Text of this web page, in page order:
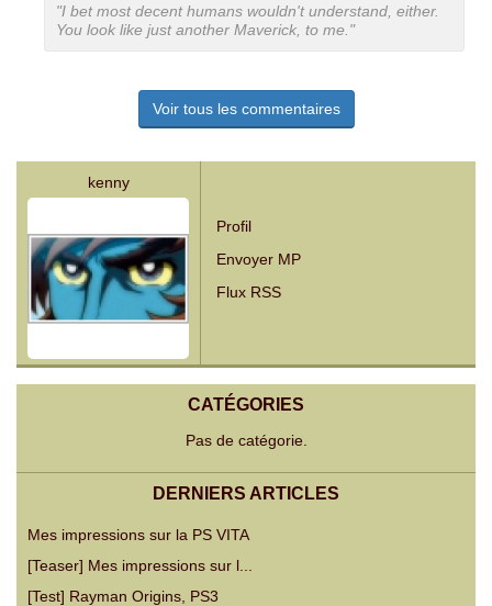
"I bet most decent humans wouldn't understand, either.
You look like just another Maverick, to me."
Voir tous les commentaires
kenny
Profil
Envoyer MP
Flux RSS
CATÉGORIES
Pas de catégorie.
DERNIERS ARTICLES
Mes impressions sur la PS VITA
[Teaser] Mes impressions sur l...
[Test] Rayman Origins, PS3